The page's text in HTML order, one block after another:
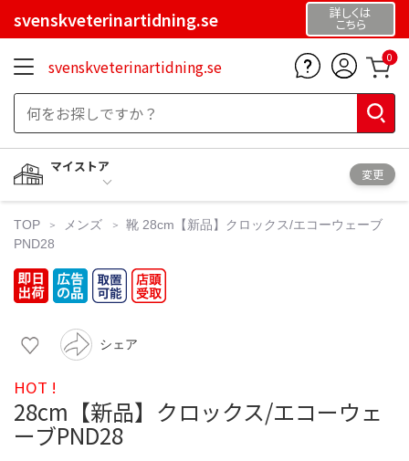
svenskveterinartidning.se 詳しくは
こちら
svenskveterinartidning.se 0
マイストア
変更
TOP メンズ 靴 28cm【新品】クロックス/エコーウェーブ
PND28
シェア
HOT !
28cm【新品】クロックス/エコーウェ
ーブPND28